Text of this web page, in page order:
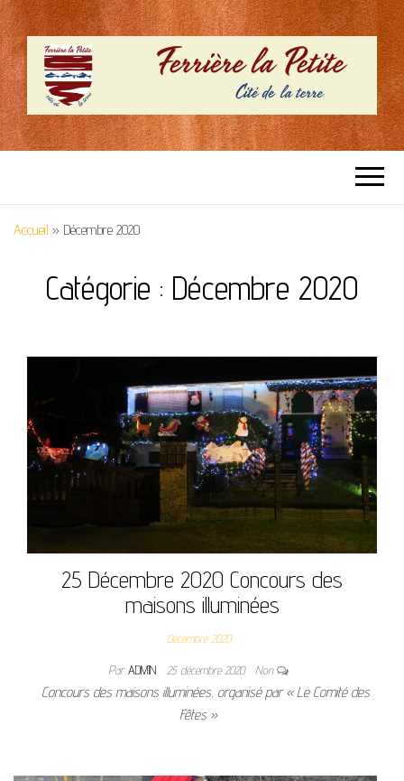
SITE OFFICIEL –
FERRIERE LA
PETITE
Cité de la terre
Accueil » Décembre 2020
Catégorie : Décembre 2020
25 Décembre 2020 Concours des
maisons illuminées
Décembre 2020
ParADMIN 25 décembre 2020 Non
Concours des maisons illuminées, organisé par « Le Comité des
Fêtes »